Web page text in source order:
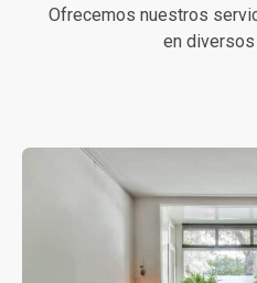
Ofrecemos nuestros
en